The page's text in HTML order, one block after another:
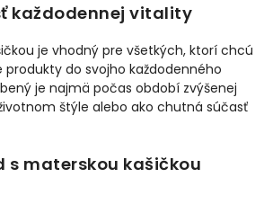
každodennej vitality
je vhodný pre všetkých, ktorí chcú
produkty do svojho každodenného
je najmä počas období zvýšenej
štýle alebo ako chutná súčasť
s materskou kašičkou